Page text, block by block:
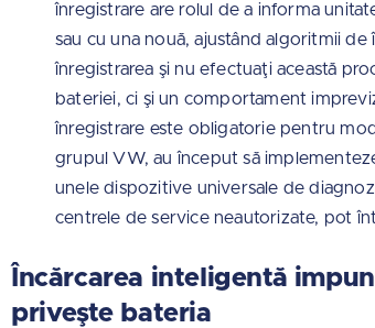
înregistrare are rolul de a informa
sau cu una nouă, ajustând algoritmii de
înregistrarea şi nu efectuaţi această
bateriei, ci şi un comportament
înregistrare este obligatorie pentru
grupul VW, au început să
unele dispozitive universale de
centrele de service neautorizate, pot
Încărcarea inteligentă
priveşte bateria